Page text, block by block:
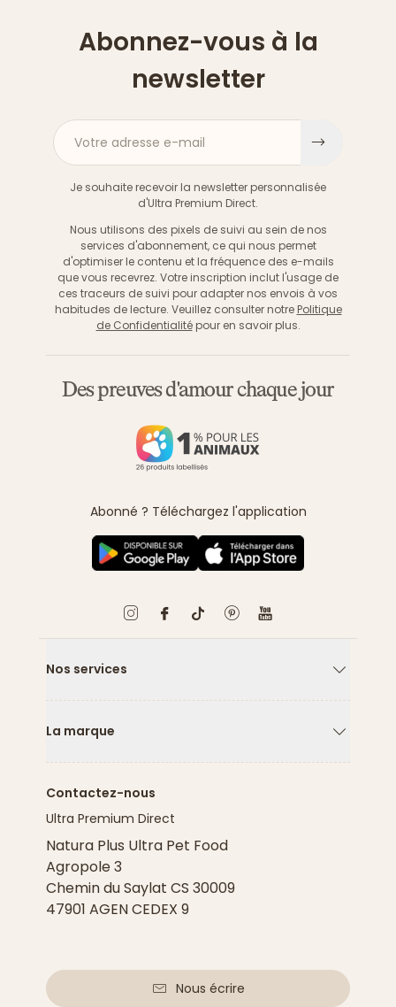
Abonnez-vous à la
newsletter
Votre adresse e-mail
Je souhaite recevoir la newsletter personnalisée
d'Ultra Premium Direct.
Nous utilisons des pixels de suivi au sein de nos
services d'abonnement, ce qui nous permet
d'optimiser le contenu et la fréquence des e-mails
que vous recevrez. Votre inscription inclut l'usage de
ces traceurs de suivi pour adapter nos envois à vos
habitudes de lecture. Veuillez consulter notre Politique
de Confidentialitépour en savoir plus.
Des preuves d'amour chaque jour
Abonné ? Téléchargez l'application
Nos services
La marque
Contactez-nous
Ultra Premium Direct
Natura Plus Ultra Pet Food
Agropole 3
Chemin du Saylat CS 30009
47901 AGEN CEDEX 9
Nous écrire